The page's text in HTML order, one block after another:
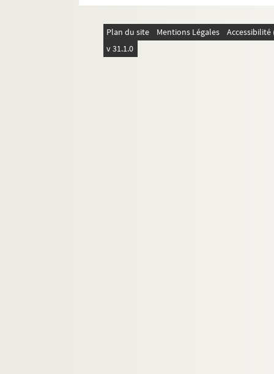
Plan du site Mentions Légales
v 31.1.0